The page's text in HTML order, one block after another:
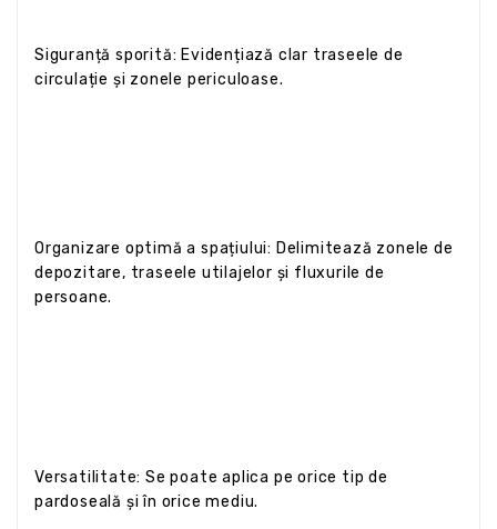
Siguranță sporită: Evidențiază clar traseele de
circulație și zonele periculoase.
Organizare optimă a spațiului: Delimitează zonele de
depozitare, traseele utilajelor și fluxurile de
persoane.
Versatilitate: Se poate aplica pe orice tip de
pardoseală și în orice mediu.